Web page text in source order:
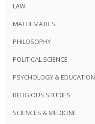
LAW
MATHEMATICS
PHILOSOPHY
POLITICAL SCIENCE
PSYCHOLOGY & EDUCATION
RELIGIOUS STUDIES
SCIENCES & MEDICINE